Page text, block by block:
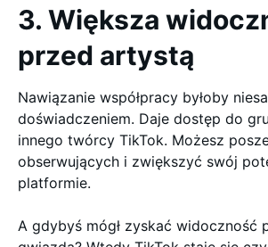
3. Większa
przed artystą
Nawiązanie współpracy byłoby
doświadczeniem. Daje dostęp do
innego twórcy TikTok. Możesz
obserwujących i zwiększyć swój
platformie.
A gdybyś mógł zyskać widoczność